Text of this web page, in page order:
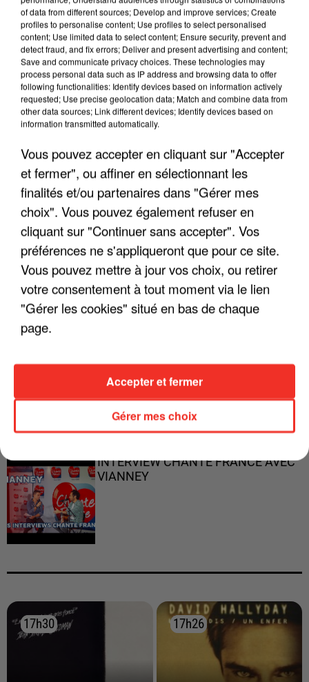
LES INTERVIEWS CHANTE
FRANCE
Voir plus
"JE SUIS À DISPOSITION DES
ENFOIRÉS"
"ON A TOUS LE TRAC"
"ON N'EST PAS DES PARENTS
PARFAITS"
CALOGERO
INTERVIEW CHANTE FRANCE AVEC
VIANNEY
17h30
17h30 17h26
17h26
of data from different sources; Develop and improve services; Create
profiles to personalise content; Use profiles to select personalised
content; Use limited data to select content; Ensure security, prevent and
detect fraud, and fix errors; Deliver and present advertising and content;
Save and communicate privacy choices. These technologies may
process personal data such as IP address and browsing data to offer
following functionalities: Identify devices based on information actively
requested; Use precise geolocation data; Match and combine data from
other data sources; Link different devices; Identify devices based on
information transmitted automatically.
Vous pouvez accepter en cliquant sur "Accepter
et fermer", ou affiner en sélectionnant les
finalités et/ou partenaires dans "Gérer mes
choix". Vous pouvez également refuser en
cliquant sur "Continuer sans accepter". Vos
préférences ne s'appliqueront que pour ce site.
Vous pouvez mettre à jour vos choix, ou retirer
votre consentement à tout moment via le lien
"Gérer les cookies" situé en bas de chaque
page.
Gérer mes choix
Accepter et fermer